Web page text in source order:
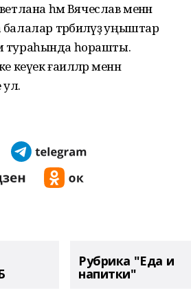
һәм Вячеслав менән
тәрбиәләүҙә уңыштар
тураһында һорашты.
кеүек ғаиләләр менән
ул.
Рубрика "Еда и
напитки"